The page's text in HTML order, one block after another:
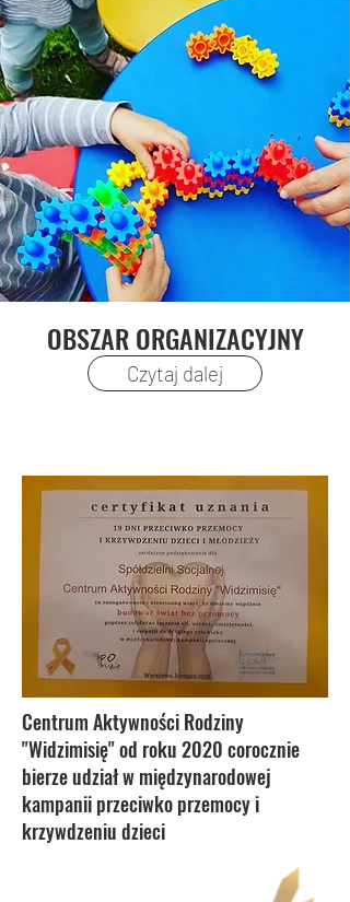
OBSZAR ORGANIZACYJNY
Czytaj dalej
Centrum Aktywności Rodziny
"Widzimisię" od roku 2020 corocznie
bierze udział w międzynarodowej
kampanii przeciwko przemocy i
krzywdzeniu dzieci